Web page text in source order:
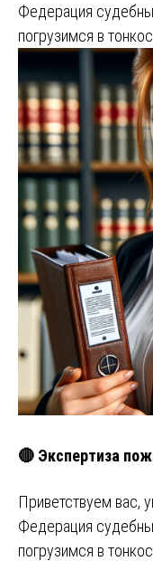
Федерация
погрузимся в
🔴 Экспертиза
Приветствуем вас,
Федерация
погрузимся в